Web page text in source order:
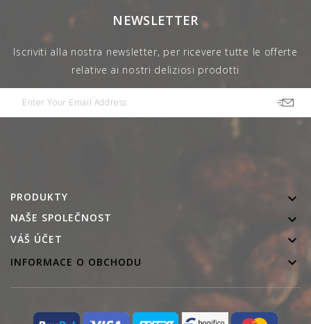
NEWSLETTER
Iscriviti alla nostra newsletter, per ricevere tutte le offerte
relative ai nostri deliziosi prodotti
PRODUKTY 
NAŠE SPOLEČNOST 
VÁŠ ÚČET 
INFORMACE O OBCHODU 